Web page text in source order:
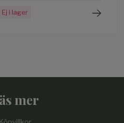
Ej i lager
mer